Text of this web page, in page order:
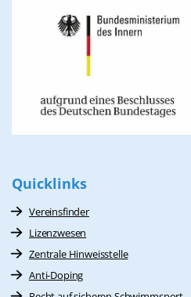
Quicklinks
Vereinsfinder
Lizenzwesen
Zentrale Hinweisstelle
Anti-Doping